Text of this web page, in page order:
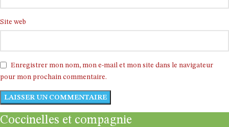
Site web
Enregistrer mon nom, mon e-mail et mon site dans le navigateur
pour mon prochain commentaire.
Coccinelles et compagnie